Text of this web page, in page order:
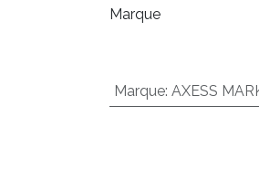
Marque
Marque: AXESS